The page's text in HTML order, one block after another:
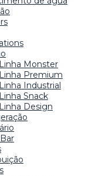
Linha Monster
Linha Premium
Linha Industrial
Linha Snack
Linha Design